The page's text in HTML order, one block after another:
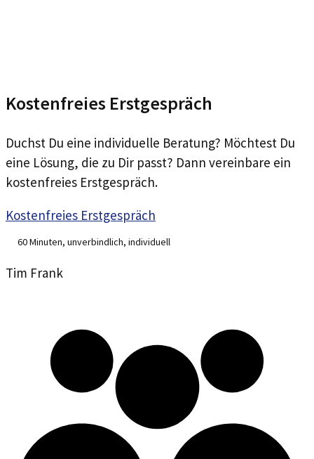
Kostenfreies Erstgespräch
Duchst Du eine individuelle Beratung? Möchtest Du
eine Lösung, die zu Dir passt? Dann vereinbare ein
kostenfreies Erstgespräch.
Kostenfreies Erstgespräch
60 Minuten, unverbindlich, individuell
Tim Frank